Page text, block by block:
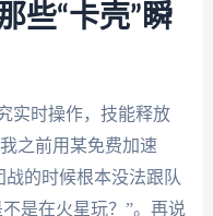
些“卡壳”瞬
实时操作，技能释放
之前用某免费加速
战的时候根本没法跟队
是在火星玩？”。再说